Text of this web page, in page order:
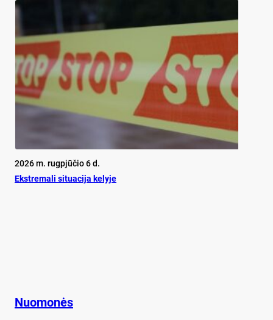
2026 m. rugpjūčio 6 d.
Ekst­re­ma­li si­tua­ci­ja ke­ly­je
Nuomonės